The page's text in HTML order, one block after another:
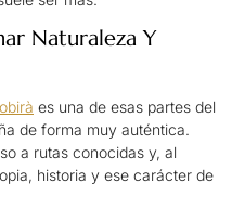
Naturaleza Y
es una de esas partes del
de forma muy auténtica.
a rutas conocidas y, al
historia y ese carácter de